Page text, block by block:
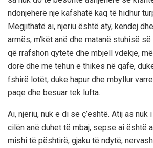
ndonjëherë një kafshatë kaq të hidhur
Megjithatë ai, njeriu është aty, këndej
armës, m’kët anë dhe matanë stuhisë
që rrafshon qytete dhe mbjell vdekje,
dorë dhe me tehun e thikës në qafë,
fshirë lotët, duke hapur dhe mbyllur
paqe dhe besuar tek lufta.
Ai, njeriu, nuk e di se ç’është. Atij as nuk
cilën anë duhet të mbaj, sepse ai është
mishi të pështirë, gjaku të ndytë,